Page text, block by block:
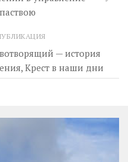
— история
Крест в наши дни